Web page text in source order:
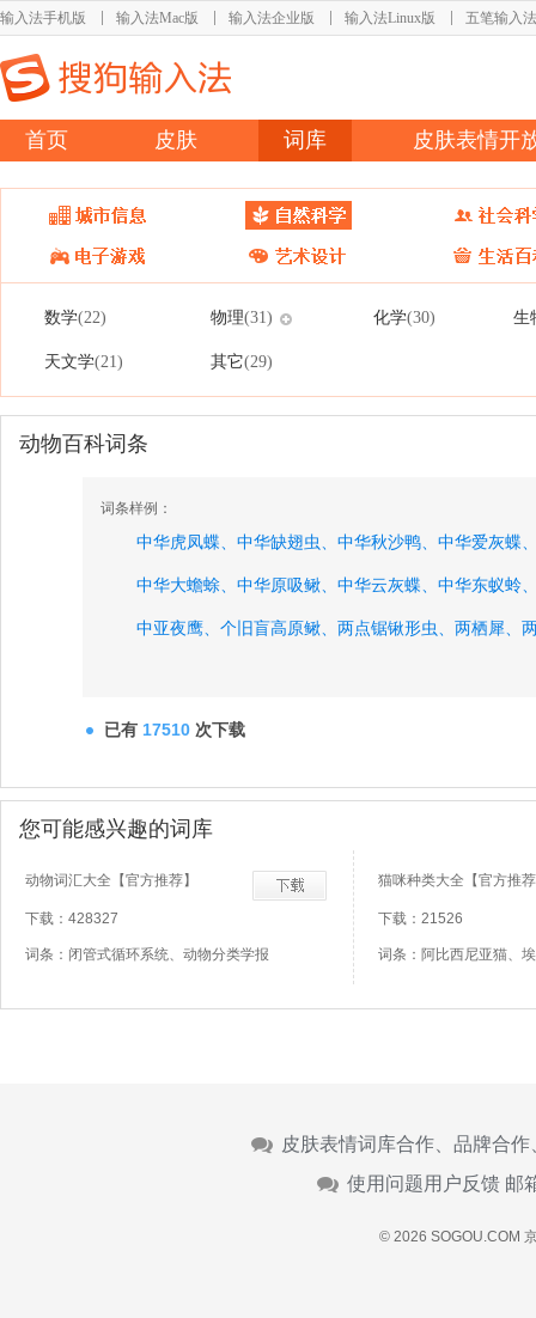
输入法手机版 输入法Mac版 输入法企业版 输入法Linux版 五笔输入法
首页 皮肤 词库 皮肤表情开
数学(22) 物理(31) 化学(30) 生
天文学(21) 其它(29)
动物百科词条
词条样例：
中华虎凤蝶、 中华缺翅虫、 中华秋沙鸭、 中华爱灰蝶
中华大蟾蜍、 中华原吸鳅、 中华云灰蝶、 中华东蚁蛉
中亚夜鹰、 个旧盲高原鳅、 两点锯锹形虫、 两栖犀、
已有 17510 次下载
您可能感兴趣的词库
动物词汇大全【官方推荐】
下载：428327
词条：闭管式循环系统、动物分类学报
猫咪种类大全【官方推
下载：21526
词条：阿比西尼亚猫、
皮肤表情词库合作、品牌合
使用问题用户反馈 邮
© 2026 SOGOU.COM